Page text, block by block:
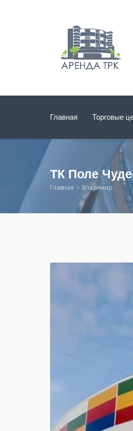
Главная Торговые
ТК Поле
Главная Владимир